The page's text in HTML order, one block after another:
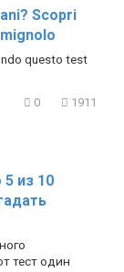
Scopri
questo test
0 1911
из 10
тест один